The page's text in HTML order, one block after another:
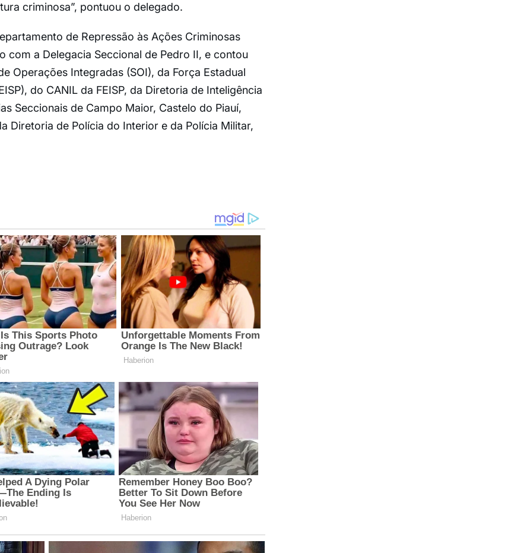
criminosa”, pontuou o delegado.
de Repressão às Ações Criminosas
com a Delegacia Seccional de Pedro II, e contou
Operações Integradas (SOI), da Força Estadual
do CANIL da FEISP, da Diretoria de Inteligência
Seccionais de Campo Maior, Castelo do Piauí,
Diretoria de Polícia do Interior e da Polícia Militar,